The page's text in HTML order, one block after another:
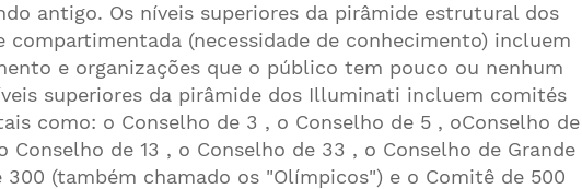
antigo. Os níveis superiores da pirâmide estrutural dos
(necessidade de conhecimento) incluem
e organizações que o público tem pouco ou nenhum
superiores da pirâmide dos Illuminati incluem comités
como: o Conselho de 3 , o Conselho de 5 , oConselho de
Conselho de 13 , o Conselho de 33 , o Conselho de Grande
300 (também chamado os "Olímpicos") e o Comitê de 500